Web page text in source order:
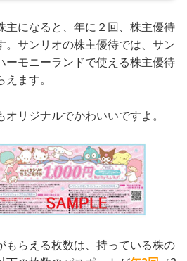
主になると、年に２回、株主優待
。サンリオの株主優待では、サン
ーモニーランドで使える株主優待
ます。
リジナルでかわいいですよ。
もらえる枚数は、持っている株の